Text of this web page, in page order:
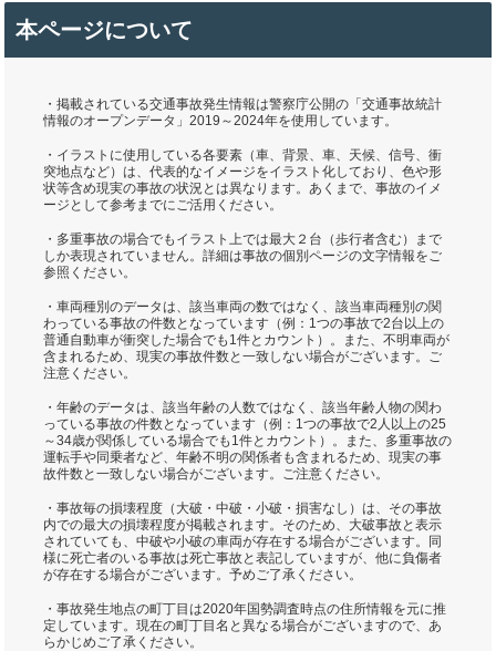
本ページについて
・掲載されている交通事故発生情報は警察庁公開の「交通事故統計
情報のオープンデータ」2019～2024年を使用しています。
・イラストに使用している各要素（車、背景、車、天候、信号、衝
突地点など）は、代表的なイメージをイラスト化しており、色や形
状等含め現実の事故の状況とは異なります。あくまで、事故のイメ
ージとして参考までにご活用ください。
・多重事故の場合でもイラスト上では最大２台（歩行者含む）まで
しか表現されていません。詳細は事故の個別ページの文字情報をご
参照ください。
・車両種別のデータは、該当車両の数ではなく、該当車両種別の関
わっている事故の件数となっています（例：1つの事故で2台以上の
普通自動車が衝突した場合でも1件とカウント）。また、不明車両が
含まれるため、現実の事故件数と一致しない場合がございます。ご
注意ください。
・年齢のデータは、該当年齢の人数ではなく、該当年齢人物の関わ
っている事故の件数となっています（例：1つの事故で2人以上の25
～34歳が関係している場合でも1件とカウント）。また、多重事故の
運転手や同乗者など、年齢不明の関係者も含まれるため、現実の事
故件数と一致しない場合がございます。ご注意ください。
・事故毎の損壊程度（大破・中破・小破・損害なし）は、その事故
内での最大の損壊程度が掲載されます。そのため、大破事故と表示
されていても、中破や小破の車両が存在する場合がございます。同
様に死亡者のいる事故は死亡事故と表記していますが、他に負傷者
が存在する場合がございます。予めご了承ください。
・事故発生地点の町丁目は2020年国勢調査時点の住所情報を元に推
定しています。現在の町丁目名と異なる場合がございますので、あ
らかじめご了承ください。